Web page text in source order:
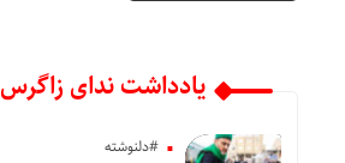
یادداشت ندای زاگرس
#دلنوشته